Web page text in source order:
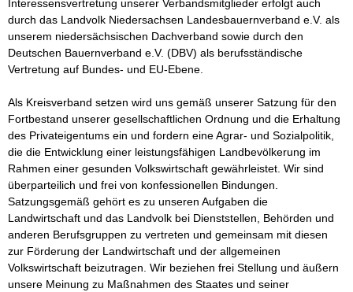
Interessensvertretung unserer Verbandsmitglieder erfolgt auch
durch das Landvolk Niedersachsen Landesbauernverband e.V. als
unserem niedersächsischen Dachverband sowie durch den
Deutschen Bauernverband e.V. (DBV) als berufsständische
Vertretung auf Bundes- und EU-Ebene.
Als Kreisverband setzen wird uns gemäß unserer Satzung für den
Fortbestand unserer gesellschaftlichen Ordnung und die Erhaltung
des Privateigentums ein und fordern eine Agrar- und Sozialpolitik,
die die Entwicklung einer leistungsfähigen Landbevölkerung im
Rahmen einer gesunden Volkswirtschaft gewährleistet. Wir sind
überparteilich und frei von konfessionellen Bindungen.
Satzungsgemäß gehört es zu unseren Aufgaben die
Landwirtschaft und das Landvolk bei Dienststellen, Behörden und
anderen Berufsgruppen zu vertreten und gemeinsam mit diesen
zur Förderung der Landwirtschaft und der allgemeinen
Volkswirtschaft beizutragen. Wir beziehen frei Stellung und äußern
unsere Meinung zu Maßnahmen des Staates und seiner